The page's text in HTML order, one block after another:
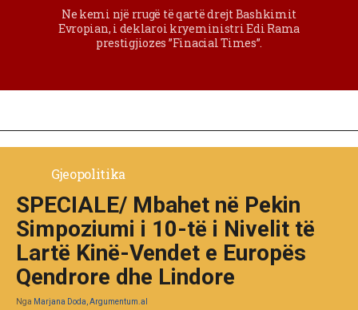
Ne kemi një rrugë të qartë drejt Bashkimit
Evropian, i deklaroi kryeministri Edi Rama
prestigjiozes ”Finacial Times”.
Gjeopolitika
SPECIALE/ Mbahet në Pekin
Simpoziumi i 10-të i Nivelit të
Lartë Kinë-Vendet e Europës
Qendrore dhe Lindore
Nga Marjana Doda, Argumentum.al